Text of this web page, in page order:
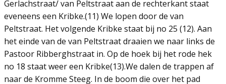
Gerlachstraat/ van Peltstraat aan de rechterkant staat
eveneens een Kribke.(11) We lopen door de van
Peltstraat. Het volgende Kribke staat bij no 25 (12). Aan
het einde van de van Peltstraat draaien we naar links de
Pastoor Ribberghstraat in. Op de hoek bij het rode hek
no 18 staat weer een Kribke(13).We dalen de trappen af
naar de Kromme Steeg. In de boom die over het pad